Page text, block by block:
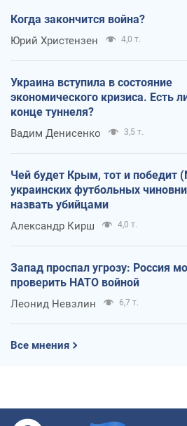
Когда закончится война?
Юрий Христензен 4,0 т.
Украина вступила в состояние
экономического кризиса. Есть
конце туннеля?
Вадим Денисенко 3,5 т.
Чей будет Крым, тот и победит
украинских футбольных
назвать убийцами
Александр Кирш 4,0 т.
Запад проспал угрозу: Россия
проверить НАТО войной
Леонид Невзлин 6,7 т.
Все мнения